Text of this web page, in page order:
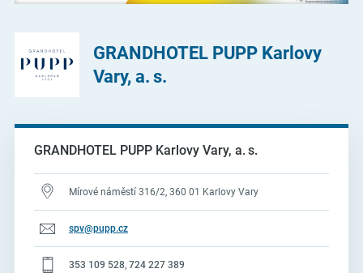
GRANDHOTEL PUPP Karlovy
Vary, a. s.
GRANDHOTEL PUPP Karlovy Vary, a. s.
Mírové náměstí 316/2, 360 01 Karlovy Vary
spv@pupp.cz
353 109 528, 724 227 389